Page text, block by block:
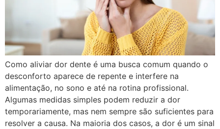
Como aliviar dor dente é uma busca comum quando o
desconforto aparece de repente e interfere na
alimentação, no sono e até na rotina profissional.
Algumas medidas simples podem reduzir a dor
temporariamente, mas nem sempre são suficientes para
resolver a causa. Na maioria dos casos, a dor é um sinal